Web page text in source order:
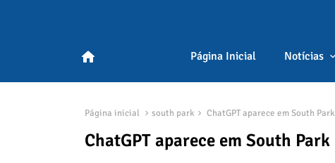
home Página Inicial Notícias
Página inicial south park ChatGPT aparece em South Park
ChatGPT aparece em South Park